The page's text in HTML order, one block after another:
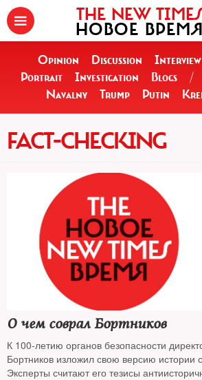
THE NEW TIMES
НОВОЕ ВРЕМЯ
Opinion Discussion Interview
Portrait
Investigation Blogs /
Navalny
Trump Putin
FACT-CHECKING
О чем соврал Бортников
К 100-летию органов безопасности
Бортников изложил свою версию истории
Эксперты считают его тезисы